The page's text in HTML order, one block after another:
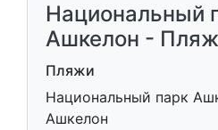
Национальный
Ашкелон - Пляж
Пляжи
Национальный парк
Ашкелон